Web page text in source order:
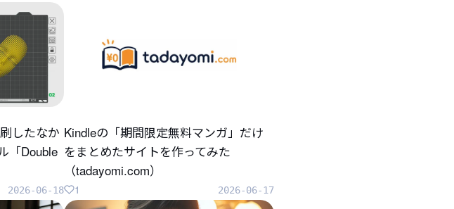
したなか
「Double
2026-06-18
Kindleの「期間限定無料マンガ」だけ
をまとめたサイトを作ってみた
（tadayomi.com）
2026-06-17
1